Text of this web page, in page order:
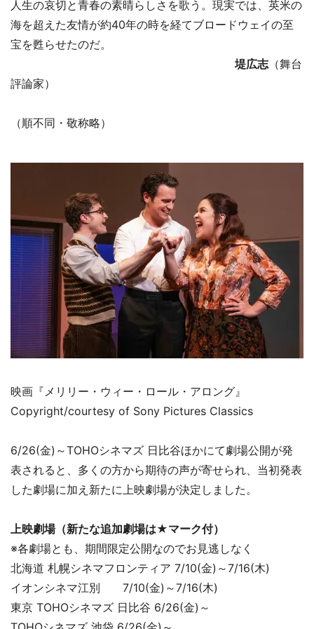
人生の哀切と青春の素晴らしさを歌う。現実では、英米の
海を超えた友情が約40年の時を経てブロードウェイの至
宝を甦らせたのだ。
堤広志（舞台
評論家）
（順不同・敬称略）
映画『メリリー・ウィー・ロール・アロング』
Copyright/courtesy of Sony Pictures Classics
6/26(金)～TOHOシネマズ 日比谷ほかにて劇場公開が発
表されると、多くの方から期待の声が寄せられ、当初発表
した劇場に加え新たに上映劇場が決定しました。
上映劇場（新たな追加劇場は★マーク付）
※各劇場とも、期間限定公開なのでお見逃しなく
北海道 札幌シネマフロンティア 7/10(金)～7/16(木)
イオンシネマ江別 7/10(金)～7/16(木)
東京 TOHOシネマズ 日比谷 6/26(金)～